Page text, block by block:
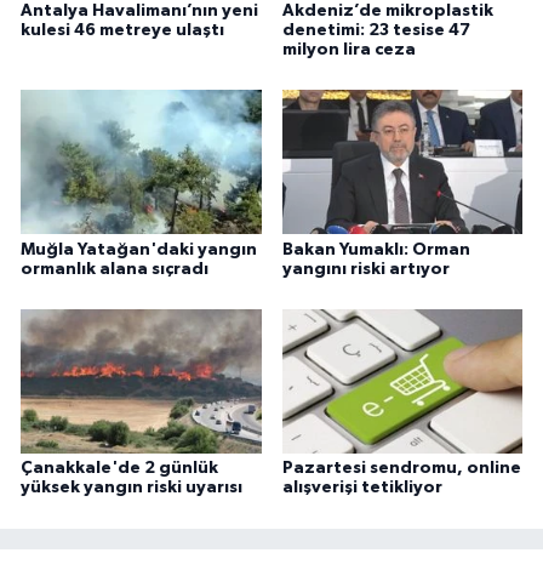
Antalya Havalimanı’nın yeni
kulesi 46 metreye ulaştı
Akdeniz’de mikroplastik
denetimi: 23 tesise 47
milyon lira ceza
Muğla Yatağan'daki yangın
ormanlık alana sıçradı
Bakan Yumaklı: Orman
yangını riski artıyor
Çanakkale'de 2 günlük
yüksek yangın riski uyarısı
Pazartesi sendromu, online
alışverişi tetikliyor